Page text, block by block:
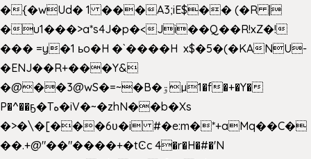
�{�wUd� 1 ���A3;iE$�� (�R |
�u1���>a*s4J�p�<Ji��Q��R!xZ�!
��� =y�1 ьo�H �`����H x$�5�(�KANU-
�ENJ��R+���Y&
�@��3@wS�=~�B�ۊµ1�f�+�Y�
P�^��ҕ�Tە�iV�~�zhN��b�Xs
�>�\�[���6ʋ�i #�e:m�*+aMq��C�
��.+@"��"����+�tϾc 4�r�H�#�'N